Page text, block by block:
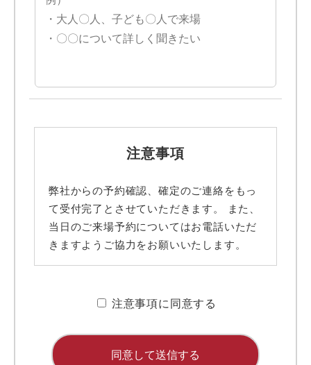
注意事項
弊社からの予約確認、確定のご連絡をもっ
て受付完了とさせていただきます。 また、
当日のご来場予約についてはお電話いただ
きますようご協力をお願いいたします。
に関するお願い
否をしている場合、当サイトからの予約完
了通知などを受信できない場合がありま
注意事項に同意する